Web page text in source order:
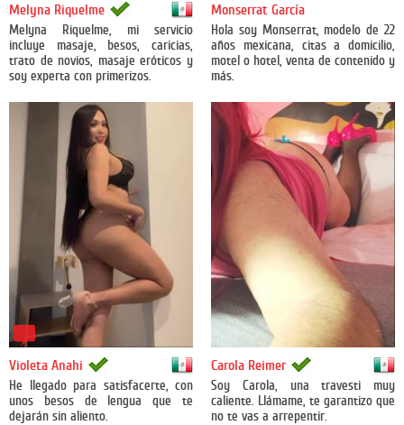
México
Melyna Riquelme
Melyna Riquelme, mi servicio
incluye masaje, besos, caricias,
trato de novios, masaje eróticos y
soy experta con primerizos.
Monserrat García
Hola soy Monserrat, modelo de 22
años mexicana, citas a domicilio,
motel o hotel, venta de contenido y
más.
México
Violeta Anahi
He llegado para satisfacerte, con
unos besos de lengua que te
dejarán sin aliento.
México
Carola Reimer
Soy Carola, una travesti muy
caliente. Llámame, te garantizo que
no te vas a arrepentir.